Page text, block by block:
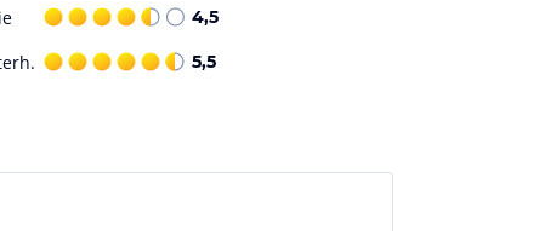
4,5
5,5